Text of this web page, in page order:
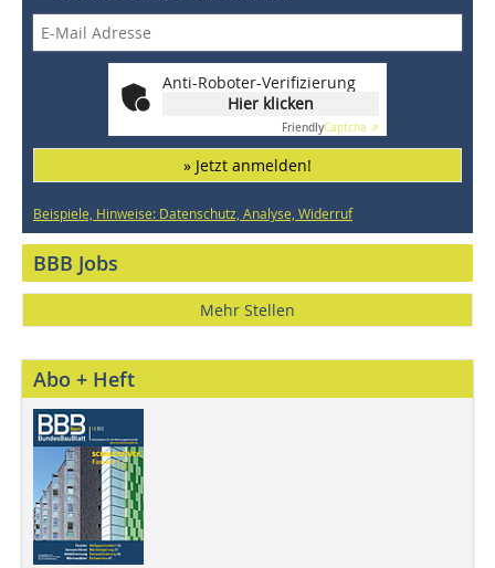
Anti-Roboter-Verifizierung
Hier klicken
FriendlyCaptcha ⇗
» Jetzt anmelden!
Beispiele, Hinweise: Datenschutz, Analyse, Widerruf
BBB Jobs
Mehr Stellen
Abo + Heft